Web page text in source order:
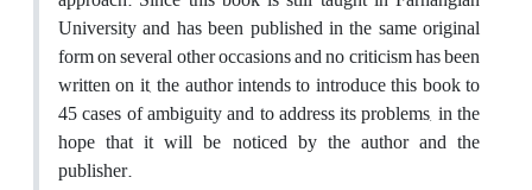
University and has been published in the same original
form on several other occasions and no criticism has been
written on it, the author intends to introduce this book to
45 cases of ambiguity and to address its problems, in the
hope that it will be noticed by the author and the
publisher.